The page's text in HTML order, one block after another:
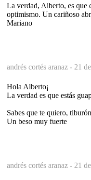
La verdad, Alberto, es que
optimismo. Un cariñoso
Mariano
andrés cortés aranaz - 21
Hola Alberto¡
La verdad es que estás
Sabes que te quiero,
Un beso muy fuerte
andrés cortés aranaz - 21